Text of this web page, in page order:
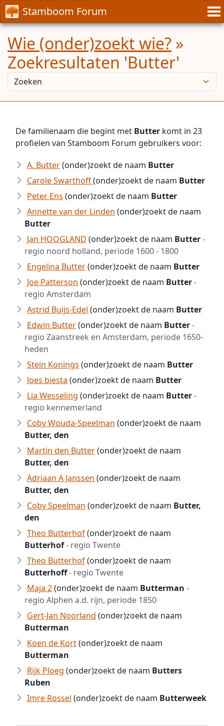
Stamboom Forum
Wie (onder)zoekt wie? »
Zoekresultaten 'Butter'
De familienaam die begint met Butter komt in 23
profielen van Stamboom Forum gebruikers voor:
A. Butter(onder)zoekt de naam Butter
Carole Swarthoff(onder)zoekt de naam Butter
Peter Ens (onder)zoekt de naam Butter
Annette van der Linden (onder)zoekt de naam
Butter
Jan HOOGLAND (onder)zoekt de naam Butter-
regio noord holland, periode 1600 - 1800
Engelina Butter(onder)zoekt de naam Butter
Joe Patterson (onder)zoekt de naam Butter-
regio Amsterdam
Astrid Buijs-Edel (onder)zoekt de naam Butter
Edwin Butter(onder)zoekt de naam Butter-
regio Zaanstreek en Amsterdam, periode 1650-
heden
Stein Konings (onder)zoekt de naam Butter
loes biesta (onder)zoekt de naam Butter
Lia Wesseling (onder)zoekt de naam Butter-
regio kennemerland
Coby Wouda-Speelman (onder)zoekt de naam
Butter, den
Martin den Butter(onder)zoekt de naam
Butter, den
Adriaan A Janssen (onder)zoekt de naam
Butter, den
Coby Speelman (onder)zoekt de naam Butter,
den
Theo Butterhof(onder)zoekt de naam
Butterhof- regio Twente
Theo Butterhof(onder)zoekt de naam
Butterhoff- regio Twente
Maja 2(onder)zoekt de naam Butterman -
regio Alphen a.d. rijn, periode 1850
Gert-Jan Noorland (onder)zoekt de naam
Butterman
Koen de Kort(onder)zoekt de naam
Butterman
Rijk Ploeg (onder)zoekt de naam Butters
Ruben
Imre Rossel (onder)zoekt de naam Butterweek